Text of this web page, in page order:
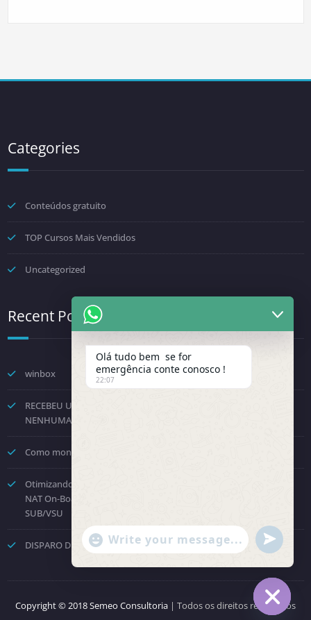
Categories
Conteúdos gratuito
TOP Cursos Mais Vendidos
Uncategorized
Recent Posts
winbox
RECEBEU UMA NOTIFICAÇÃO DA FENINFRA? NÃO TOME
NENHUMA DECISÃO POR PRESSÃO.
Como montar um provedor com a Starlink? Passo a passo!
Otimizando o Roteamento e Processamento: Como Desabilitar o
NAT On-Board no Huawei NE8000 e Direcionar para a Placa
SUB/VSU
DISPARO DE COBRANÇAS – API OFICIAL WHATSAPP
Copyright © 2018 Semeo Consultoria | Todos os direitos reservados
Olá tudo bem se for
emergência conte conosco !
22:07
"+chaty_settings.lang.emoji_picker+"
WhatsApp Message
undefined